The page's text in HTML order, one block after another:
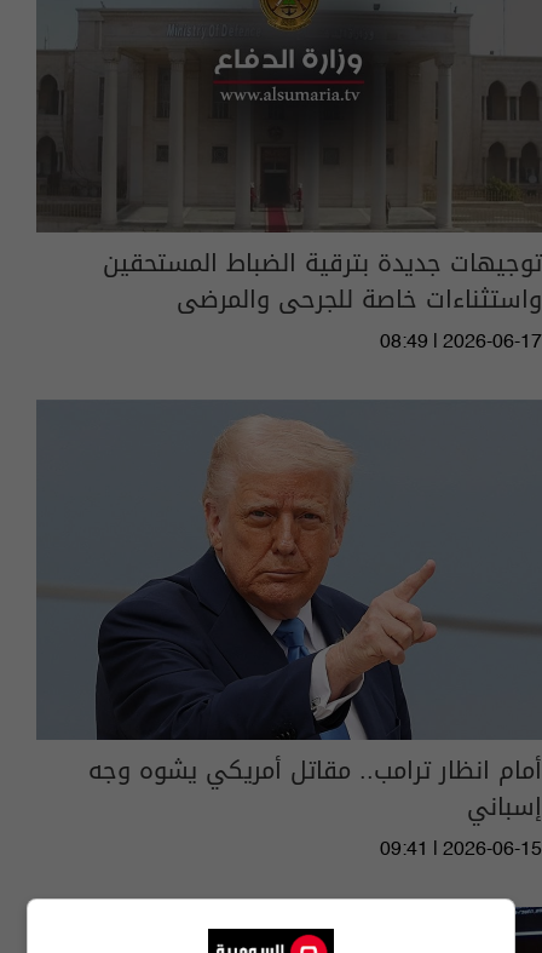
توجيهات جديدة بترقية الضباط المستحقين
واستثناءات خاصة للجرحى والمرضى
08:49 | 2026-06-17
أمام انظار ترامب.. مقاتل أمريكي يشوه وجه
إسباني
09:41 | 2026-06-15